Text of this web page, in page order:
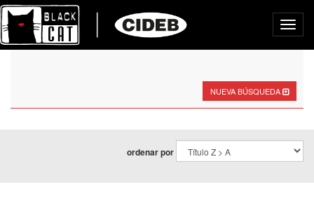
NUEVA BÚSQUEDA
ordenar por